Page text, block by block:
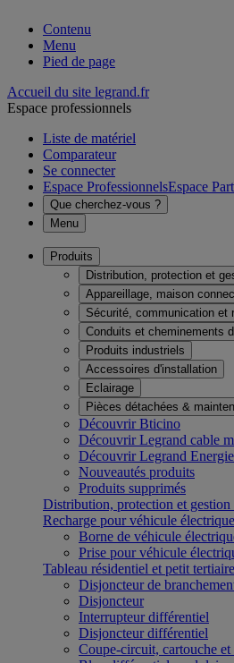
Contenu
Menu
Pied de page
Accueil du site legrand.fr
Espace professionnels
Liste de matériel
Comparateur
Se connecter
Espace ProfessionnelsEspace
Que cherchez-vous ?
Menu
Produits
Distribution, protection et
Appareillage, maison
Sécurité, communication et
Conduits et cheminements
Produits industriels
Accessoires d'installation
Eclairage
Pièces détachées &
Découvrir Bticino
Découvrir Legrand cable
Découvrir Legrand
Nouveautés produits
Produits supprimés
Distribution, protection et gestion
Recharge pour véhicule électrique
Borne de véhicule
Prise pour véhicule
Tableau résidentiel et petit tertiaire
Disjoncteur de
Disjoncteur
Interrupteur différentiel
Disjoncteur différentiel
Coupe-circuit, cartouche